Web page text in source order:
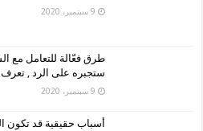
9 سبتمبر، 2020
طرق فعّالة للتعامل مع
ستجبره على الرد , تعرف
9 سبتمبر، 2020
أسباب حقيقية قد تكون